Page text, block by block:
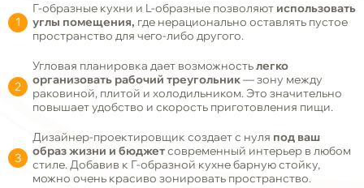
Г-образные кухни и L-образные позволяют использовать
углы помещения, где нерационально оставлять пустое
пространство для чего-либо другого.
Угловая планировка дает возможностьлегко
организовать рабочий треугольник— зону между
раковиной, плитой и холодильником. Это значительно
повышает удобство и скорость приготовления пищи.
Дизайнер-проектировщик создает с нуля под ваш
образ жизни и бюджетсовременный интерьер в любом
стиле. Добавив к Г-образной кухне барную стойку,
можно очень красиво зонировать пространство.